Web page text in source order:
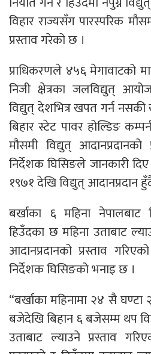
विहार राज्यसँग पारस्परिक
प्रस्ताव गरेको छ ।
प्राधिकरणले ४५६ मेगावाटको
निजी क्षेत्रका जलविद्युत्
विद्युत् देशभित्र खपत गर्न
बिहार स्टेट पावर होल्डिङ
मौसमी विद्युत् आदानप्रदानको
निर्देशक घिसिङले जानकारी
१९७१ देखि विद्युत् आदानप्रदान
बर्खाका ६ महिना नेपालबाट
हिउँदका छ महिना उताबाट
आदानप्रदानको प्रस्ताव
निर्देशक घिसिङको भनाइ छ ।
“बर्खाका महिनामा २४ सै घण्टा
बजेदेखि बिहान ६ बजेसम्म थप
उताबाट ल्याउने प्रस्ताव